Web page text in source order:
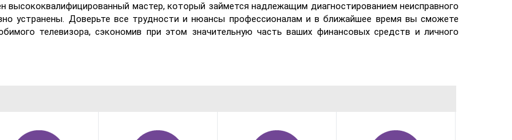
высококвалифицированный мастер, который займется надлежащим диагностированием неисправного
устранены. Доверьте все трудности и нюансы профессионалам и в ближайшее время вы сможете
телевизора, сэкономив при этом значительную часть ваших финансовых средств и личного